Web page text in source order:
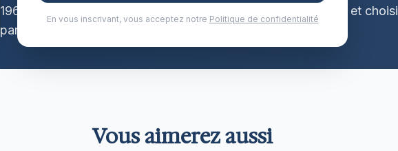
1967. Connu pour le palan à roulement à billes révolutionnaire et choisi
par les navigateurs olympiques et les équipes America's Cup.
Vous aimerez aussi
En vous inscrivant, vous acceptez notre Politique de confidentialité